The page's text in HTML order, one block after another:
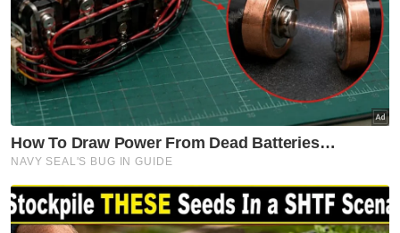
Nasional
Kerajaan Madani seimbang
jaga kepentingan semua kaum,
aliran pendidikan - PM
Nasional
Tragedi pokok tumbang:
Kerajaan disaran wujudkan zon